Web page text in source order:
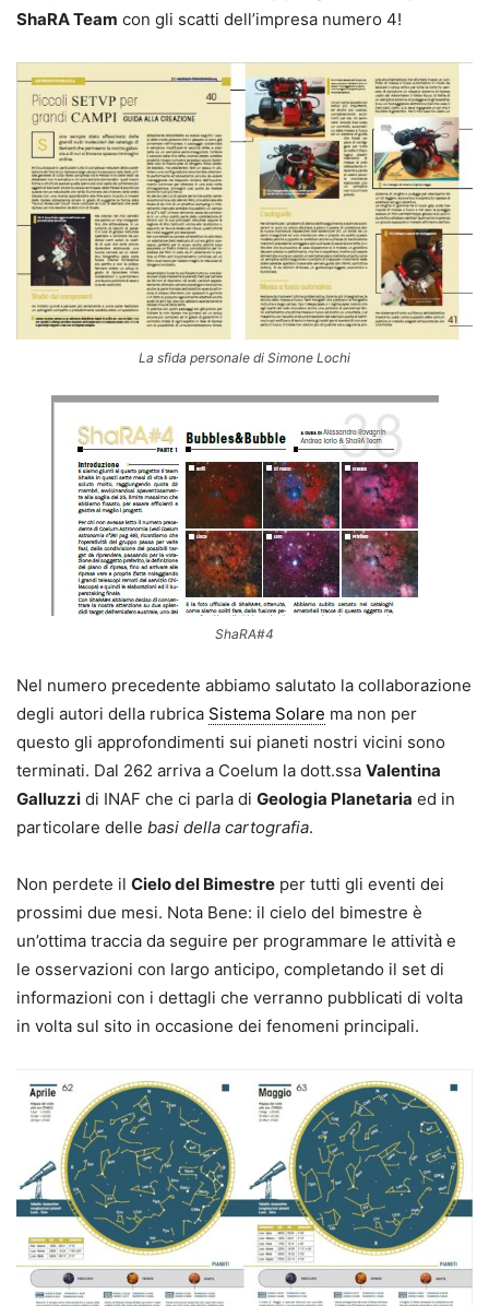
ShaRA Team con gli scatti dell’impresa numero 4!
La sfida personale di Simone Lochi
ShaRA#4
Nel numero precedente abbiamo salutato la collaborazione
degli autori della rubrica Sistema Solare ma non per
questo gli approfondimenti sui pianeti nostri vicini sono
terminati. Dal 262 arriva a Coelum la dott.ssa Valentina
Galluzzi di INAF che ci parla di Geologia Planetaria ed in
particolare delle basi della cartografia.
Non perdete il Cielo del Bimestre per tutti gli eventi dei
prossimi due mesi. Nota Bene: il cielo del bimestre è
un’ottima traccia da seguire per programmare le attività e
le osservazioni con largo anticipo, completando il set di
informazioni con i dettagli che verranno pubblicati di volta
in volta sul sito in occasione dei fenomeni principali.